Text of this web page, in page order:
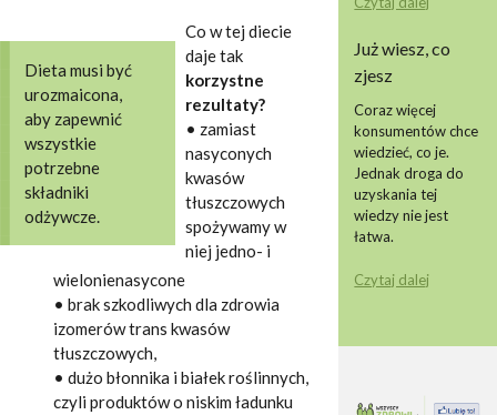
Dieta musi być
urozmaicona,
aby zapewnić
wszystkie
potrzebne
składniki
odżywcze.
Co w tej diecie
daje tak
korzystne
rezultaty?
• zamiast
nasyconych
kwasów
tłuszczowych
spożywamy w
niej jedno- i
wielonienasycone
• brak szkodliwych dla zdrowia
izomerów trans kwasów
tłuszczowych,
• dużo błonnika i białek roślinnych,
czyli produktów o niskim ładunku
Już wiesz, co
zjesz
Coraz więcej
konsumentów chce
wiedzieć, co je.
Jednak droga do
uzyskania tej
wiedzy nie jest
łatwa.
Czytaj dalej